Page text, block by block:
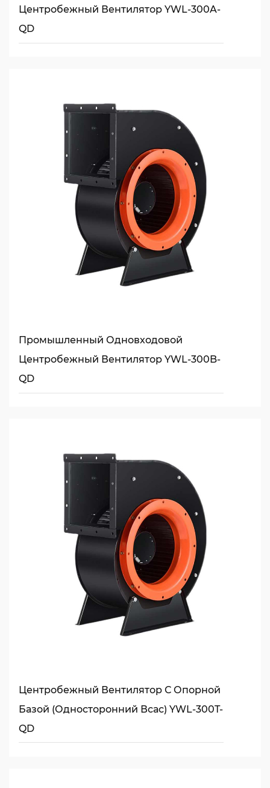
Центробежный Вентилятор YWL-300A-
QD
Промышленный Одновходовой
Центробежный Вентилятор YWL-300B-
QD
Центробежный Вентилятор С Опорной
Базой (односторонний Всас) YWL-300T-
QD